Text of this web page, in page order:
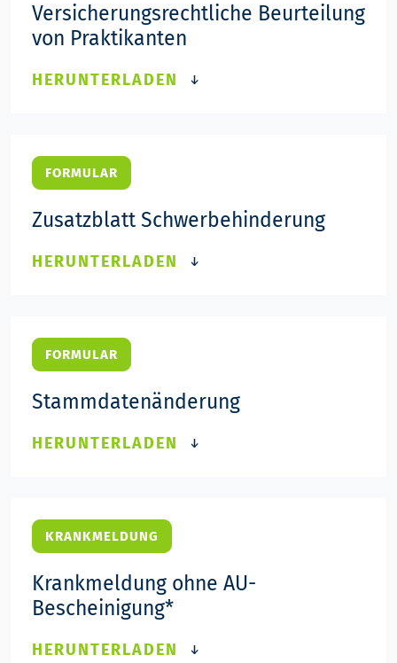
Versicherungsrechtliche Beurteilung
von Praktikanten
HERUNTERLADEN
FORMULAR
Zusatzblatt Schwerbehinderung
HERUNTERLADEN
FORMULAR
Stammdatenänderung
HERUNTERLADEN
KRANKMELDUNG
Krankmeldung ohne AU-
Bescheinigung*
HERUNTERLADEN